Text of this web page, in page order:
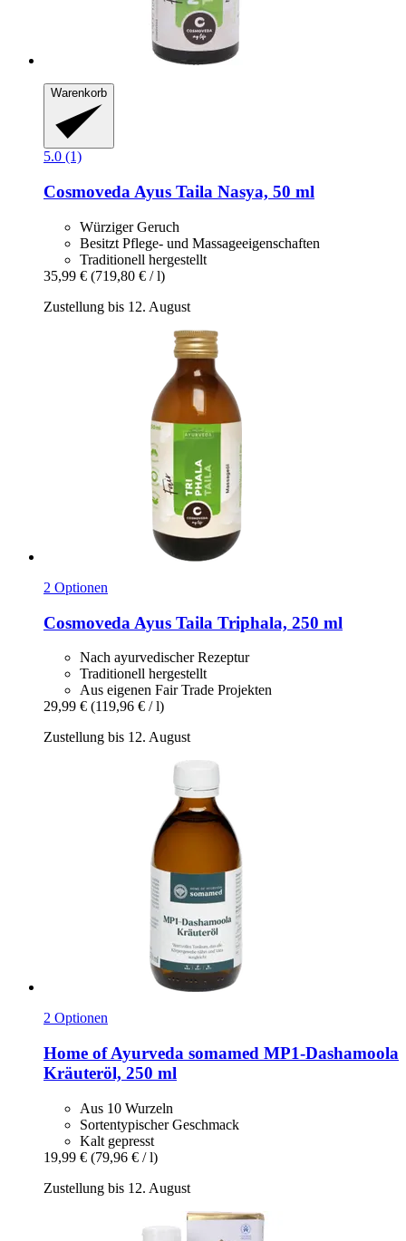
Warenkorb
5.0 (1)
Cosmoveda Ayus Taila Nasya, 50 ml
Würziger Geruch
Besitzt Pflege- und Massageeigenschaften
Traditionell hergestellt
35,99 € (719,80 € / l)
Zustellung bis 12. August
2 Optionen
Cosmoveda Ayus Taila Triphala, 250 ml
Nach ayurvedischer Rezeptur
Traditionell hergestellt
Aus eigenen Fair Trade Projekten
29,99 € (119,96 € / l)
Zustellung bis 12. August
2 Optionen
Home of Ayurveda somamed MP1-​Dashamoola
Kräuteröl, 250 ml
Aus 10 Wurzeln
Sortentypischer Geschmack
Kalt gepresst
19,99 € (79,96 € / l)
Zustellung bis 12. August